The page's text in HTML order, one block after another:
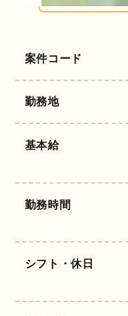
案件コード
勤務地
基本給
勤務時間
シフト・休日